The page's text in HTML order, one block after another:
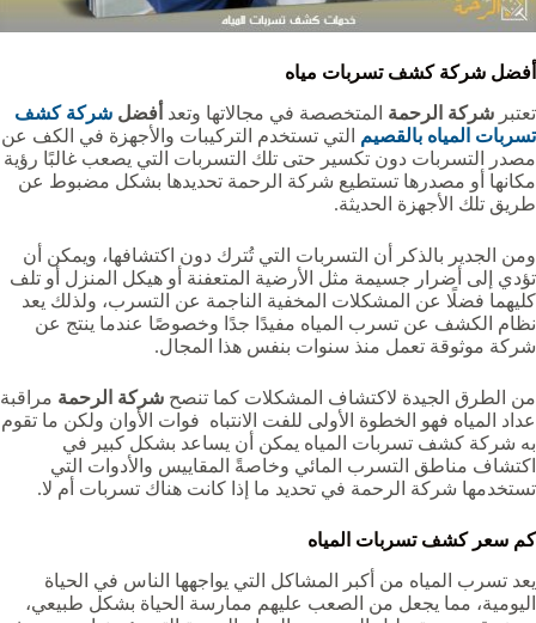
أفضل شركة كشف تسربات مياه
تعتبر شركة الرحمة المتخصصة في مجالاتها وتعد أفضل شركة كشف
تسربات المياه بالقصيم التي تستخدم التركيبات والأجهزة في الكف عن
مصدر التسربات دون تكسير حتى تلك التسربات التي يصعب غالبًا رؤية
مكانها أو مصدرها تستطيع شركة الرحمة تحديدها بشكل مضبوط عن
طريق تلك الأجهزة الحديثة.
ومن الجدير بالذكر أن التسربات التي تُترك دون اكتشافها، ويمكن أن
تؤدي إلى أضرار جسيمة مثل الأرضية المتعفنة أو هيكل المنزل أو تلف
كليهما فضلًا عن المشكلات المخفية الناجمة عن التسرب، ولذلك يعد
نظام الكشف عن تسرب المياه مفيدًا جدًا وخصوصًا عندما ينتج عن
شركة موثوقة تعمل منذ سنوات بنفس هذا المجال.
من الطرق الجيدة لاكتشاف المشكلات كما تنصح شركة الرحمة مراقبة
عداد المياه فهو الخطوة الأولى للفت الانتباه فوات الأوان ولكن ما تقوم
به شركة كشف تسربات المياه يمكن أن يساعد بشكل كبير في
اكتشاف مناطق التسرب المائي وخاصةً المقاييس والأدوات التي
تستخدمها شركة الرحمة في تحديد ما إذا كانت هناك تسربات أم لا.
كم سعر كشف تسربات المياه
يعد تسرب المياه من أكبر المشاكل التي يواجهها الناس في الحياة
اليومية، مما يجعل من الصعب عليهم ممارسة الحياة بشكل طبيعي،